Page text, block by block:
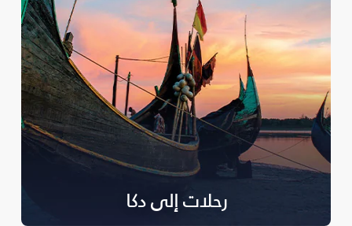
رحلات إلى دكا